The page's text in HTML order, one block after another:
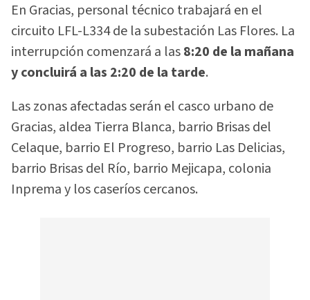
En Gracias, personal técnico trabajará en el
circuito LFL-L334 de la subestación Las Flores. La
interrupción comenzará a las8:20 de la mañana
y concluirá a las 2:20 de la tarde.
Las zonas afectadas serán el casco urbano de
Gracias, aldea Tierra Blanca, barrio Brisas del
Celaque, barrio El Progreso, barrio Las Delicias,
barrio Brisas del Río, barrio Mejicapa, colonia
Inprema y los caseríos cercanos.